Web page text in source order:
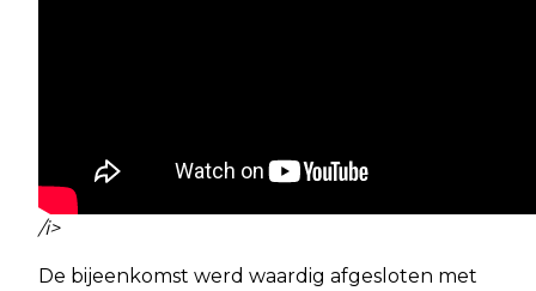
/i>
De bijeenkomst werd waardig afgesloten met